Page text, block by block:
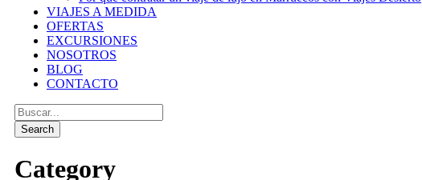
VIAJES A MEDIDA
OFERTAS
EXCURSIONES
NOSOTROS
BLOG
CONTACTO
Category